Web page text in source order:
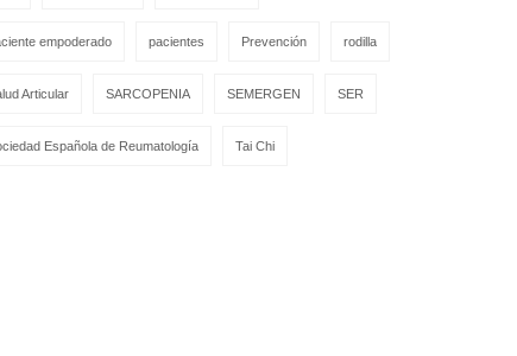
empoderado pacientes Prevención rodilla
Articular SARCOPENIA SEMERGEN SER
Española de Reumatología Tai Chi